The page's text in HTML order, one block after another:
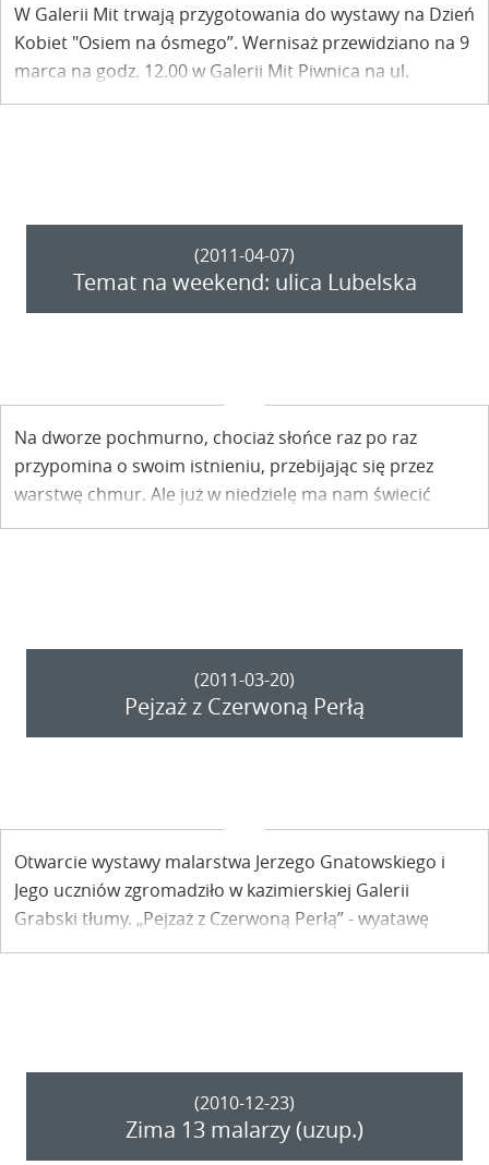
W Galerii Mit trwają przygotowania do wystawy na Dzień
Kobiet "Osiem na ósmego”. Wernisaż przewidziano na 9
marca na godz. 12.00 w Galerii Mit Piwnica na ul.
Senatorskiej 1.
(2011-04-07)
Temat na weekend: ulica Lubelska
Na dworze pochmurno, chociaż słońce raz po raz
przypomina o swoim istnieniu, przebijając się przez
warstwę chmur. Ale już w niedzielę ma nam świecić
słońce. Taka pogoda jest w sam raz na wiosenne
(2011-03-20)
Pejzaż z Czerwoną Perłą
Otwarcie wystawy malarstwa Jerzego Gnatowskiego i
Jego uczniów zgromadziło w kazimierskiej Galerii
Grabski tłumy. „Pejzaż z Czerwoną Perłą” - wyatawę
ogłoszoną jako wydarzenie roku oglądać będzie można
(2010-12-23)
Zima 13 malarzy (uzup.)